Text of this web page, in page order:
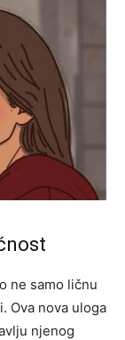
ne samo ličnu
Ova nova uloga
njenog